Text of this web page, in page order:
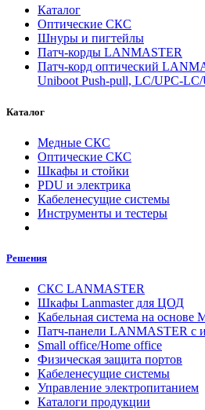
Каталог
Оптические СКС
Шнуры и пигтейлы
Патч-корды LANMASTER
Патч-корд оптический
Uniboot Push-pull, LC/UPC-
Каталог
Медные СКС
Оптические СКС
Шкафы и стойки
PDU и электрика
Кабеленесущие системы
Инструменты и тестеры
Решения
СКС LANMASTER
Шкафы Lanmaster для ЦОД
Кабельная система на основе
Патч-панели LANMASTER с
Small office/Home office
Физическая защита портов
Кабеленесущие системы
Управление электропитанием
Каталоги продукции